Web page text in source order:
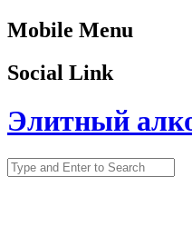
Mobile Menu
Social Link
Элитный